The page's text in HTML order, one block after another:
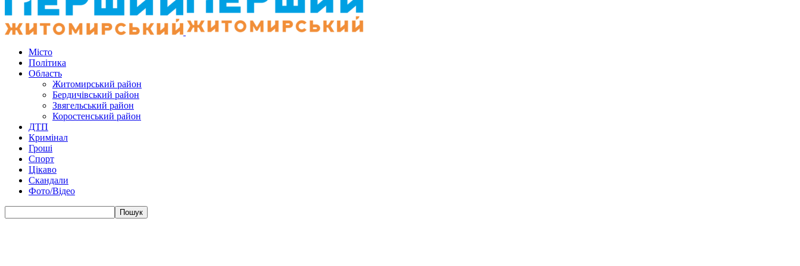
Місто
Політика
Область
Житомирський район
Бердичівський район
Звягельський район
Коростенський район
ДТП
Кримінал
Гроші
Спорт
Цікаво
Скандали
Фото/Відео